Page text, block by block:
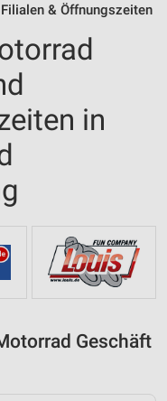
& Öffnungszeiten
in
Geschäft